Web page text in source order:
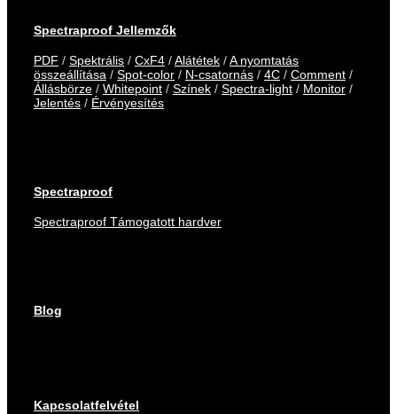
Spectraproof Jellemzők
PDF / Spektrális / CxF4 /Alátétek /A nyomtatás
összeállítása / Spot-color / N-csatornás / 4C / Comment /
Állásbörze / Whitepoint / Színek / Spectra-light / Monitor /
Jelentés / Érvényesítés
Spectraproof
Spectraproof Támogatott hardver
Blog
Kapcsolatfelvétel